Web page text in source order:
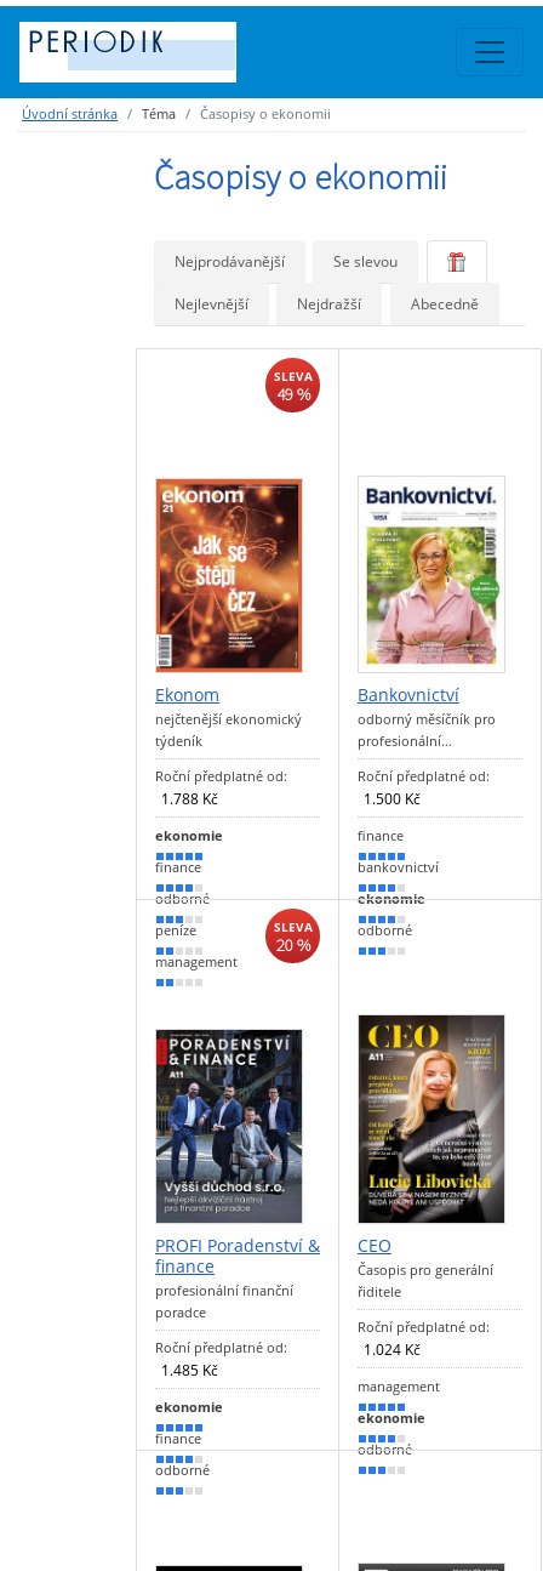
Úvodní stránka Téma Časopisy o ekonomii
Časopisy o ekonomii
Nejprodávanější Se slevou
Nejlevnější Nejdražší Abecedně
SLEVA
49 %
Ekonom
nejčtenější ekonomický
týdeník
Roční předplatné od:
1.788 Kč
ekonomie
90 %
finance
80 %
odborné
50 %
peníze
40 %
management
30 %
Bankovnictví
odborný měsíčník pro
profesionální…
Roční předplatné od:
1.500 Kč
finance
90 %
bankovnictví
80 %
ekonomie
70 %
odborné
50 %
SLEVA
20 %
PROFI Poradenství &
finance
profesionální finanční
poradce
Roční předplatné od:
1.485 Kč
ekonomie
90 %
finance
80 %
odborné
50 %
CEO
Časopis pro generální
řiditele
Roční předplatné od:
1.024 Kč
management
90 %
ekonomie
70 %
odborné
60 %